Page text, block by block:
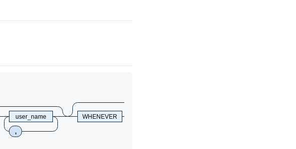
user_name
,
WHENEVER